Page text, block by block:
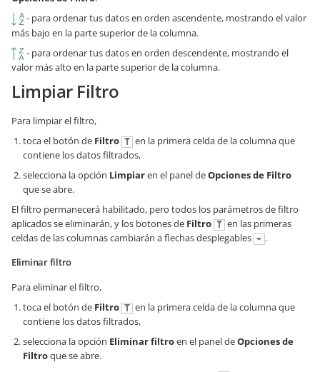
- para ordenar tus datos en orden ascendente, mostrando el valor
más bajo en la parte superior de la columna.
- para ordenar tus datos en orden descendente, mostrando el
valor más alto en la parte superior de la columna.
Limpiar Filtro
Para limpiar el filtro,
toca el botón de Filtro
en la primera celda de la columna que
contiene los datos filtrados,
selecciona la opción Limpiaren el panel deOpciones de Filtro
que se abre.
El filtro permanecerá habilitado, pero todos los parámetros de filtro
aplicados se eliminarán, y los botones de Filtro
en las primeras
celdas de las columnas cambiarán a flechas desplegables
.
Eliminar filtro
Para eliminar el filtro,
toca el botón de Filtro
en la primera celda de la columna que
contiene los datos filtrados,
selecciona la opción Eliminar filtroen el panel deOpciones de
Filtroque se abre.